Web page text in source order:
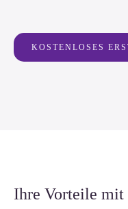
KOSTENLOSES
Ihre Vorteile